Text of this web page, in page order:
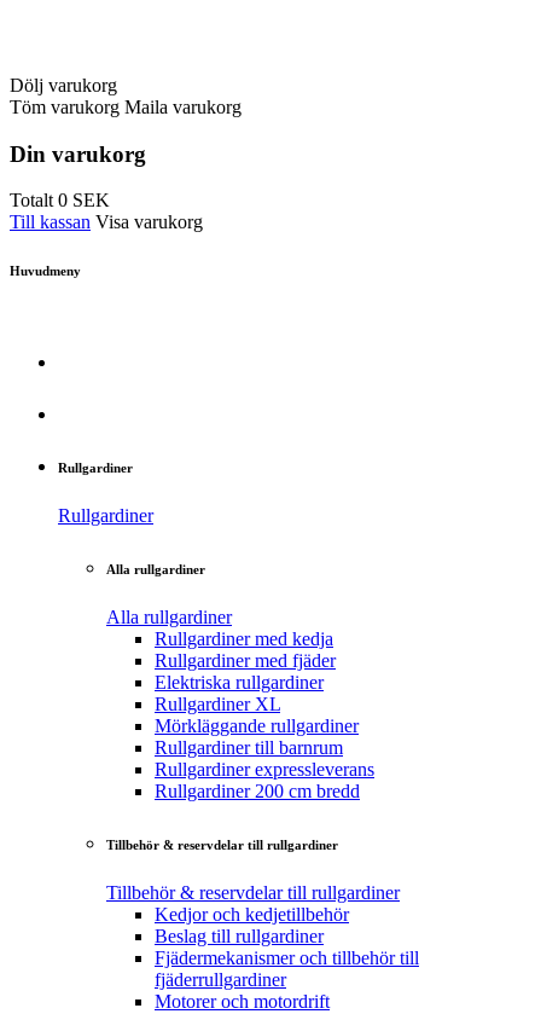
Dölj varukorg
Töm varukorg Maila varukorg
Din varukorg
Totalt0 SEK
Till kassan Visa varukorg
Huvudmeny
Rullgardiner
Rullgardiner
Alla rullgardiner
Alla rullgardiner
Rullgardiner med kedja
Rullgardiner med fjäder
Elektriska rullgardiner
Rullgardiner XL
Mörkläggande rullgardiner
Rullgardiner till barnrum
Rullgardiner expressleverans
Rullgardiner 200 cm bredd
Tillbehör & reservdelar till rullgardiner
Tillbehör & reservdelar till rullgardiner
Kedjor och kedjetillbehör
Beslag till rullgardiner
Fjädermekanismer och tillbehör till
fjäderrullgardiner
Motorer och motordrift